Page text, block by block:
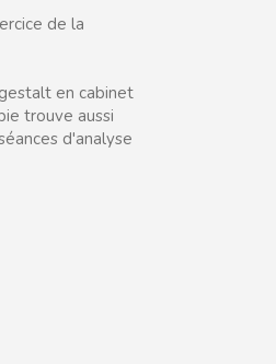
de la
en cabinet
trouve aussi
d'analyse